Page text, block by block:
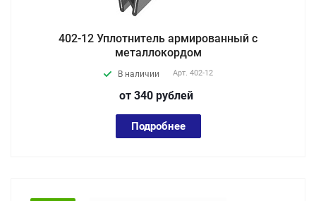
402-12 Уплотнитель армированный с
металлокордом
В наличии Арт. 402-12
от 340 рублей
Подробнее